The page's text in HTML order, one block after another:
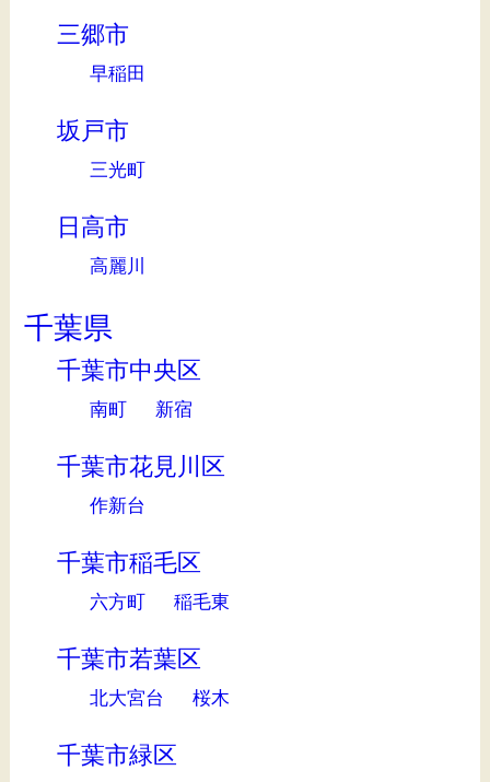
三郷市
早稲田
坂戸市
三光町
日高市
高麗川
千葉県
千葉市中央区
南町 新宿
千葉市花見川区
作新台
千葉市稲毛区
六方町 稲毛東
千葉市若葉区
北大宮台 桜木
千葉市緑区